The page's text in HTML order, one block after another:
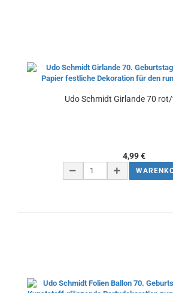
Udo Schmidt Girlande 70
4,99 €